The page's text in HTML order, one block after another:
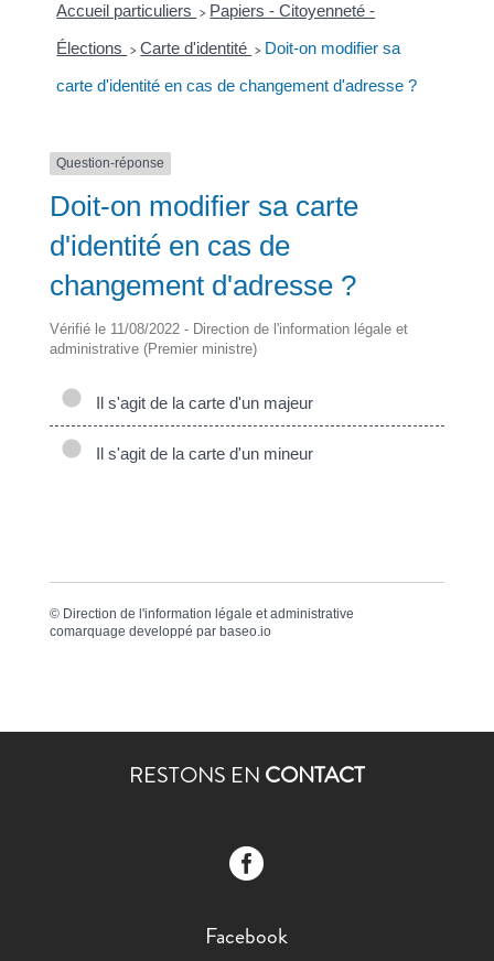
Accueil particuliers > Papiers - Citoyenneté -
Élections > Carte d'identité > Doit-on modifier sa
carte d'identité en cas de changement d'adresse ?
Question-réponse
Doit-on modifier sa carte
d'identité en cas de
changement d'adresse ?
Vérifié le 11/08/2022 - Direction de l'information légale et
administrative (Premier ministre)
Il s'agit de la carte d'un majeur
Il s'agit de la carte d'un mineur
© Direction de l'information légale et administrative
comarquage developpé par baseo.io
RESTONS EN CONTACT

Facebook